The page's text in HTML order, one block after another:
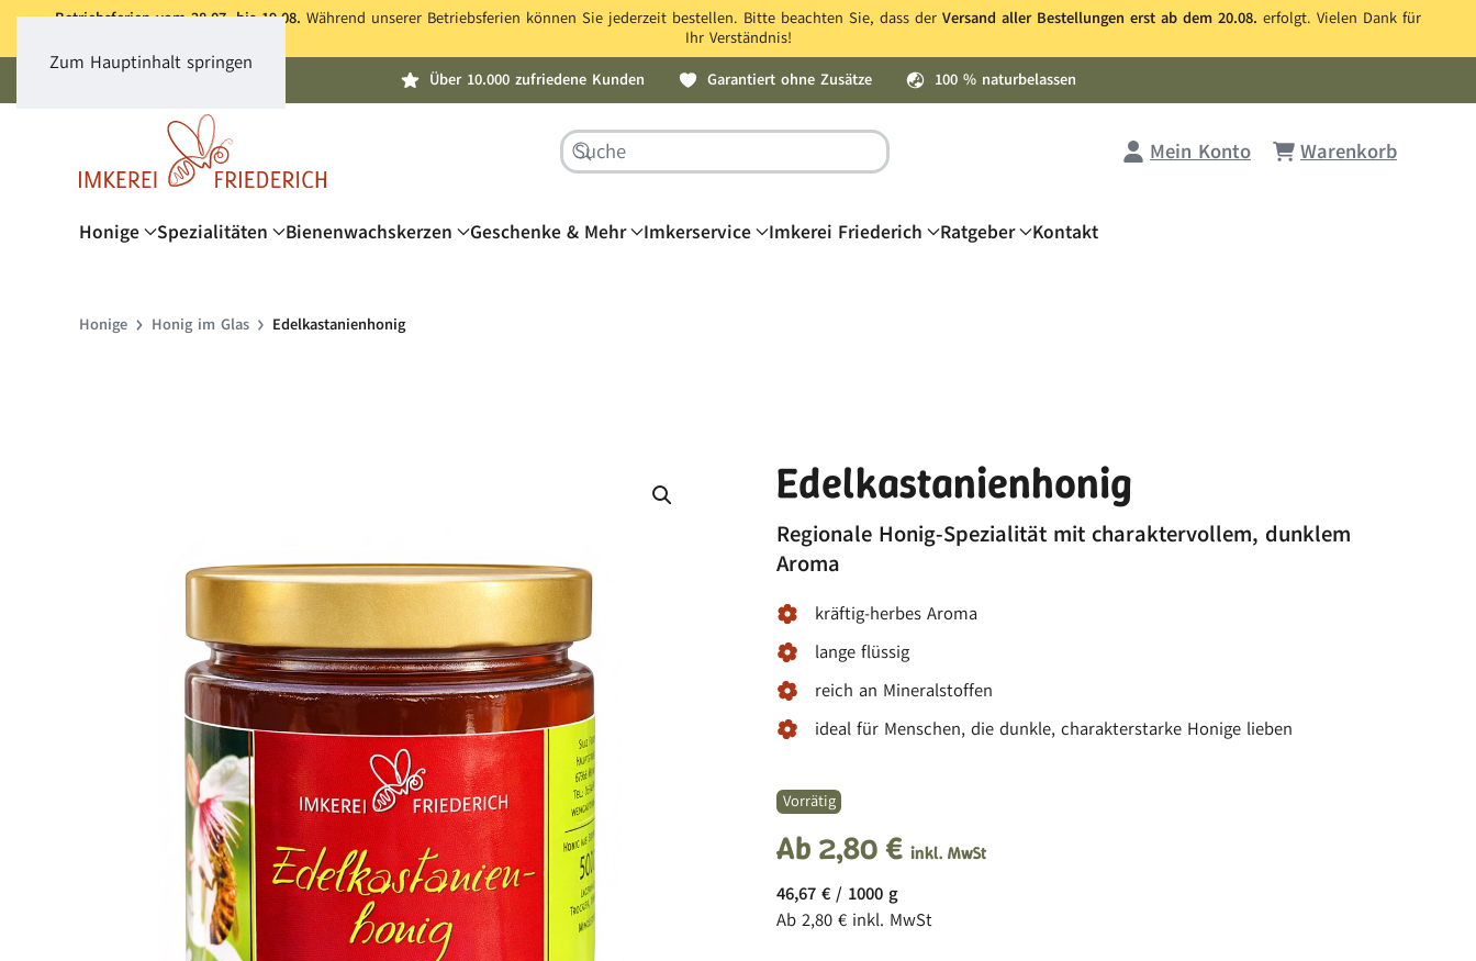
Betriebsferien vom 28.07. bis 19.08. Während unserer Betriebsferien können Sie jederzeit bestellen. Bitte beachten Sie, dass der Versand aller Bestellungen erst ab dem 20.08. erfolgt. Vielen Dank für
Ihr Verständnis!
Zum Hauptinhalt springen
Über 10.000 zufriedene Kunden Garantiert ohne Zusätze 100 % naturbelassen
Mein Konto Warenkorb
Honige Spezialitäten Bienenwachskerzen Geschenke & Mehr Imkerservice Imkerei Friederich Ratgeber Kontakt
Honige Honig im Glas Edelkastanienhonig
Edelkastanienhonig
Regionale Honig-Spezialität mit charaktervollem, dunklem
Aroma
kräftig-herbes Aroma
lange flüssig
reich an Mineralstoffen
ideal für Menschen, die dunkle, charakterstarke Honige lieben
Vorrätig
Ab 2,80€ inkl. MwSt
46,67 € / 1000 g
Ab 2,80 € inkl. MwSt